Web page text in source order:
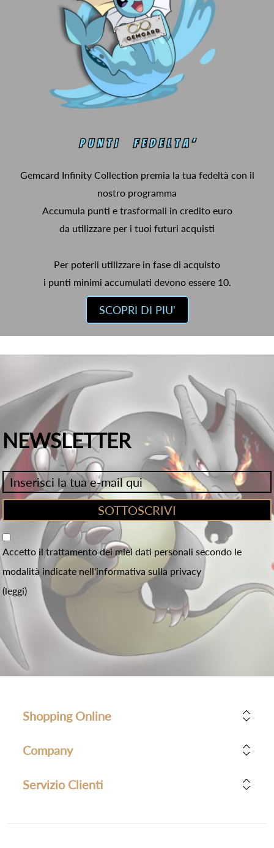
Gemcard Infinity Collection premia la tua fedeltà con il
nostro programma
Accumula punti e trasformali in credito euro
da utilizzare per i tuoi futuri acquisti
Per poterli utilizzare in fase di acquisto
i punti minimi accumulati devono essere 10.
SCOPRI DI PIU'
NEWSLETTER
Accetto il trattamento dei miei dati personali secondo le
modalità indicate nell'informativa sulla privacy
(leggi)
Shopping Online
Company
Servizio Clienti